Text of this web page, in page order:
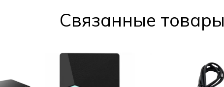
Cвязанные товары